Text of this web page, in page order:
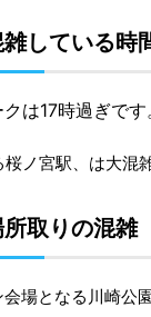
している時
は17時過ぎです
ノ宮駅、は大混
取りの混雑
場となる川崎公